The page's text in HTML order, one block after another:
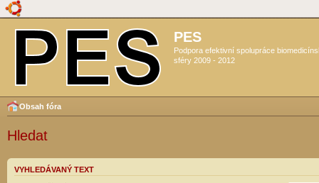
PES
Podpora efektivní spolupráce
sféry 2009 - 2012
Obsah fóra
Hledat
VYHLEDÁVANÝ TEXT